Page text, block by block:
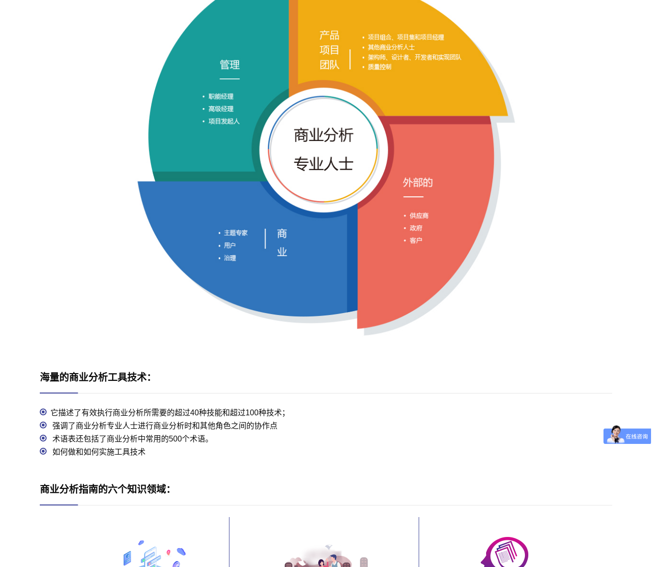
海量的商业分析工具技术：
它描述了有效执行商业分析所需要的超过40种技能和超过100种技术；
强调了商业分析专业人士进行商业分析时和其他角色之间的协作点
术语表还包括了商业分析中常用的500个术语。
如何做和如何实施工具技术
商业分析指南的六个知识领域：